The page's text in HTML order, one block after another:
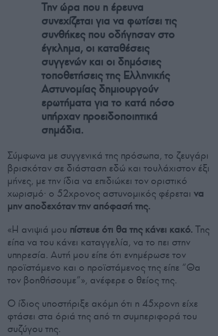
Την ώρα που η έρευνα
συνεχίζεται για να φωτίσει τις
συνθήκες που οδήγησαν στο
έγκλημα, οι καταθέσεις
συγγενών και οι δημόσιες
τοποθετήσεις της Ελληνικής
Αστυνομίας δημιουργούν
ερωτήματα για το κατά πόσο
υπήρχαν προειδοποιητικά
σημάδια.
Σύμφωνα με συγγενικά της πρόσωπα, το ζευγάρι
βρισκόταν σε διάσταση εδώ και τουλάχιστον έξι
μήνες, με την ίδια να επιδιώκει τον οριστικό
χωρισμό· ο 52χρονος αστυνομικός φέρεται να
μην αποδεχόταν την απόφασή της.
«Η ανιψιά μου πίστευε ότι θα της κάνει κακό. Της
είπα να του κάνει καταγγελία, να το πει στην
υπηρεσία. Αυτή μου είπε ότι ενημέρωσε τον
προϊστάμενο και ο προϊστάμενος της είπε “Θα
τον βοηθήσουμε”», ανέφερε ο θείος της.
Ο ίδιος υποστήριξε ακόμη ότι η 45χρονη είχε
φτάσει στα όριά της από τη συμπεριφορά του
συζύγου της.